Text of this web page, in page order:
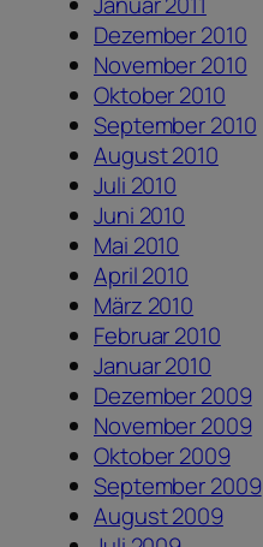
Dezember 2010
November 2010
Oktober 2010
September 2010
August 2010
Juli 2010
Juni 2010
Mai 2010
April 2010
März 2010
Februar 2010
Januar 2010
Dezember 2009
November 2009
Oktober 2009
September 2009
August 2009